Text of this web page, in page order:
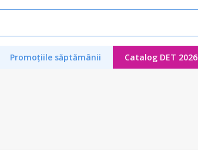
Promoțiile săptămânii Catalog DET 2026